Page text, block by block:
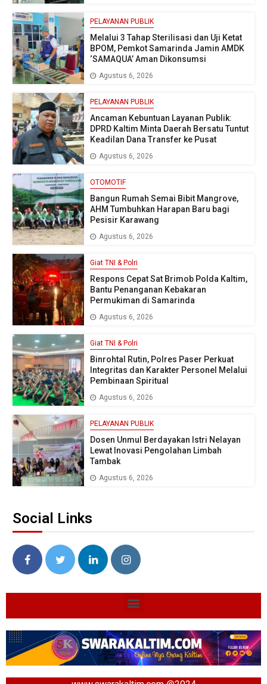
PELAYANAN PUBLIK
Melalui 3 Tahap Sterilisasi dan Uji Ketat
BPOM, Pemkot Samarinda Jamin AMDK
‘SAMAQUA’ Aman Dikonsumsi
Agustus 6, 2026
PELAYANAN PUBLIK
Ancaman Kebuntuan Layanan Publik:
DPRD Kaltim Minta Daerah Bersatu Tuntut
Keadilan Dana Transfer ke Pusat
Agustus 6, 2026
OTOMOTIF
Bangun Rumah Semai Bibit Mangrove,
AHM Tumbuhkan Harapan Baru bagi
Pesisir Karawang
Agustus 6, 2026
Giat TNI & Polri
Respons Cepat Sat Brimob Polda Kaltim,
Bantu Penanganan Kebakaran
Permukiman di Samarinda
Agustus 6, 2026
Giat TNI & Polri
Binrohtal Rutin, Polres Paser Perkuat
Integritas dan Karakter Personel Melalui
Pembinaan Spiritual
Agustus 6, 2026
PELAYANAN PUBLIK
Dosen Unmul Berdayakan Istri Nelayan
Lewat Inovasi Pengolahan Limbah
Tambak
Agustus 6, 2026
Social Links